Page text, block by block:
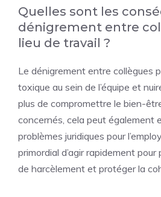
Quelles sont les
dénigrement entre
lieu de travail ?
Le dénigrement entre collègues
toxique au sein de l’équipe et
plus de compromettre le bien-
concernés, cela peut également
problèmes juridiques pour
primordial d’agir rapidement
de harcèlement et protéger la